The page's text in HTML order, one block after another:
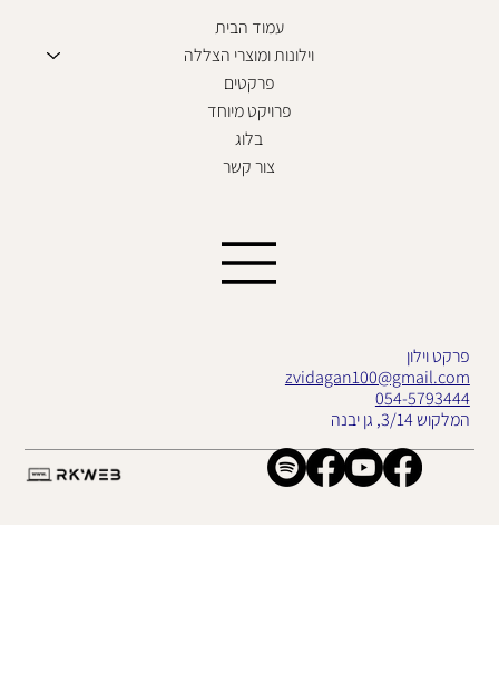
עמוד הבית
וילונות ומוצרי הצללה
פרקטים
פרויקט מיוחד
בלוג
צור קשר
פרקט וילון
zvidagan100@gmail.com
054-5793444
המלקוש 3/14, גן יבנה